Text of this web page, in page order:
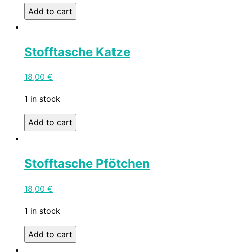
Add to cart
Stofftasche Katze
18,00 €
1 in stock
Add to cart
Stofftasche Pfötchen
18,00 €
1 in stock
Add to cart